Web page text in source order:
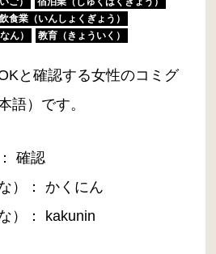
飲食業（いんしょくぎょう）
ん）
教育（きょういく）
と確認する女性のコミグ
語）です。
確認
）： かくにん
）： kakunin